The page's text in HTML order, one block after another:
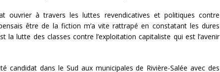
ouvrier à travers les luttes revendicatives et politiques contre
être de la fiction m’a vite rattrapé en constatant les dures
la lutte des classes contre l’exploitation capitaliste qui est l’avenir
candidat dans le Sud aux municipales de Rivière-Salée avec des